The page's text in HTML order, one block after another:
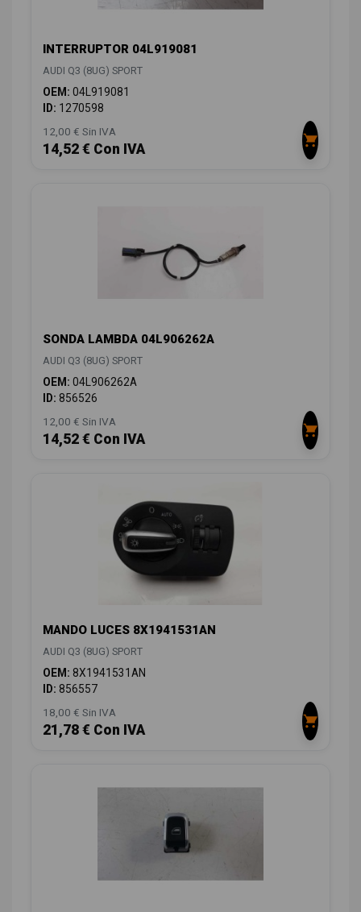
INTERRUPTOR 04L919081
AUDI Q3 (8UG) SPORT
OEM: 04L919081
ID: 1270598
12,00 € Sin IVA
14,52 € Con IVA
SONDA LAMBDA 04L906262A
AUDI Q3 (8UG) SPORT
OEM: 04L906262A
ID: 856526
12,00 € Sin IVA
14,52 € Con IVA
MANDO LUCES 8X1941531AN
AUDI Q3 (8UG) SPORT
OEM: 8X1941531AN
ID: 856557
18,00 € Sin IVA
21,78 € Con IVA